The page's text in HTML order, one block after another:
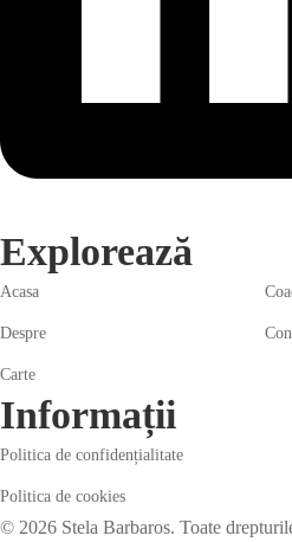
Explorează
Acasa
Despre
Carte
Informații
Politica de confidențialitate
Politica de cookies
© 2026 Stela Barbaros. Toate